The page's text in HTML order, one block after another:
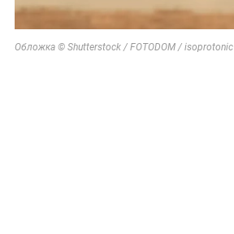
Обложка © Shutterstock / FOTODOM / isoprotonic